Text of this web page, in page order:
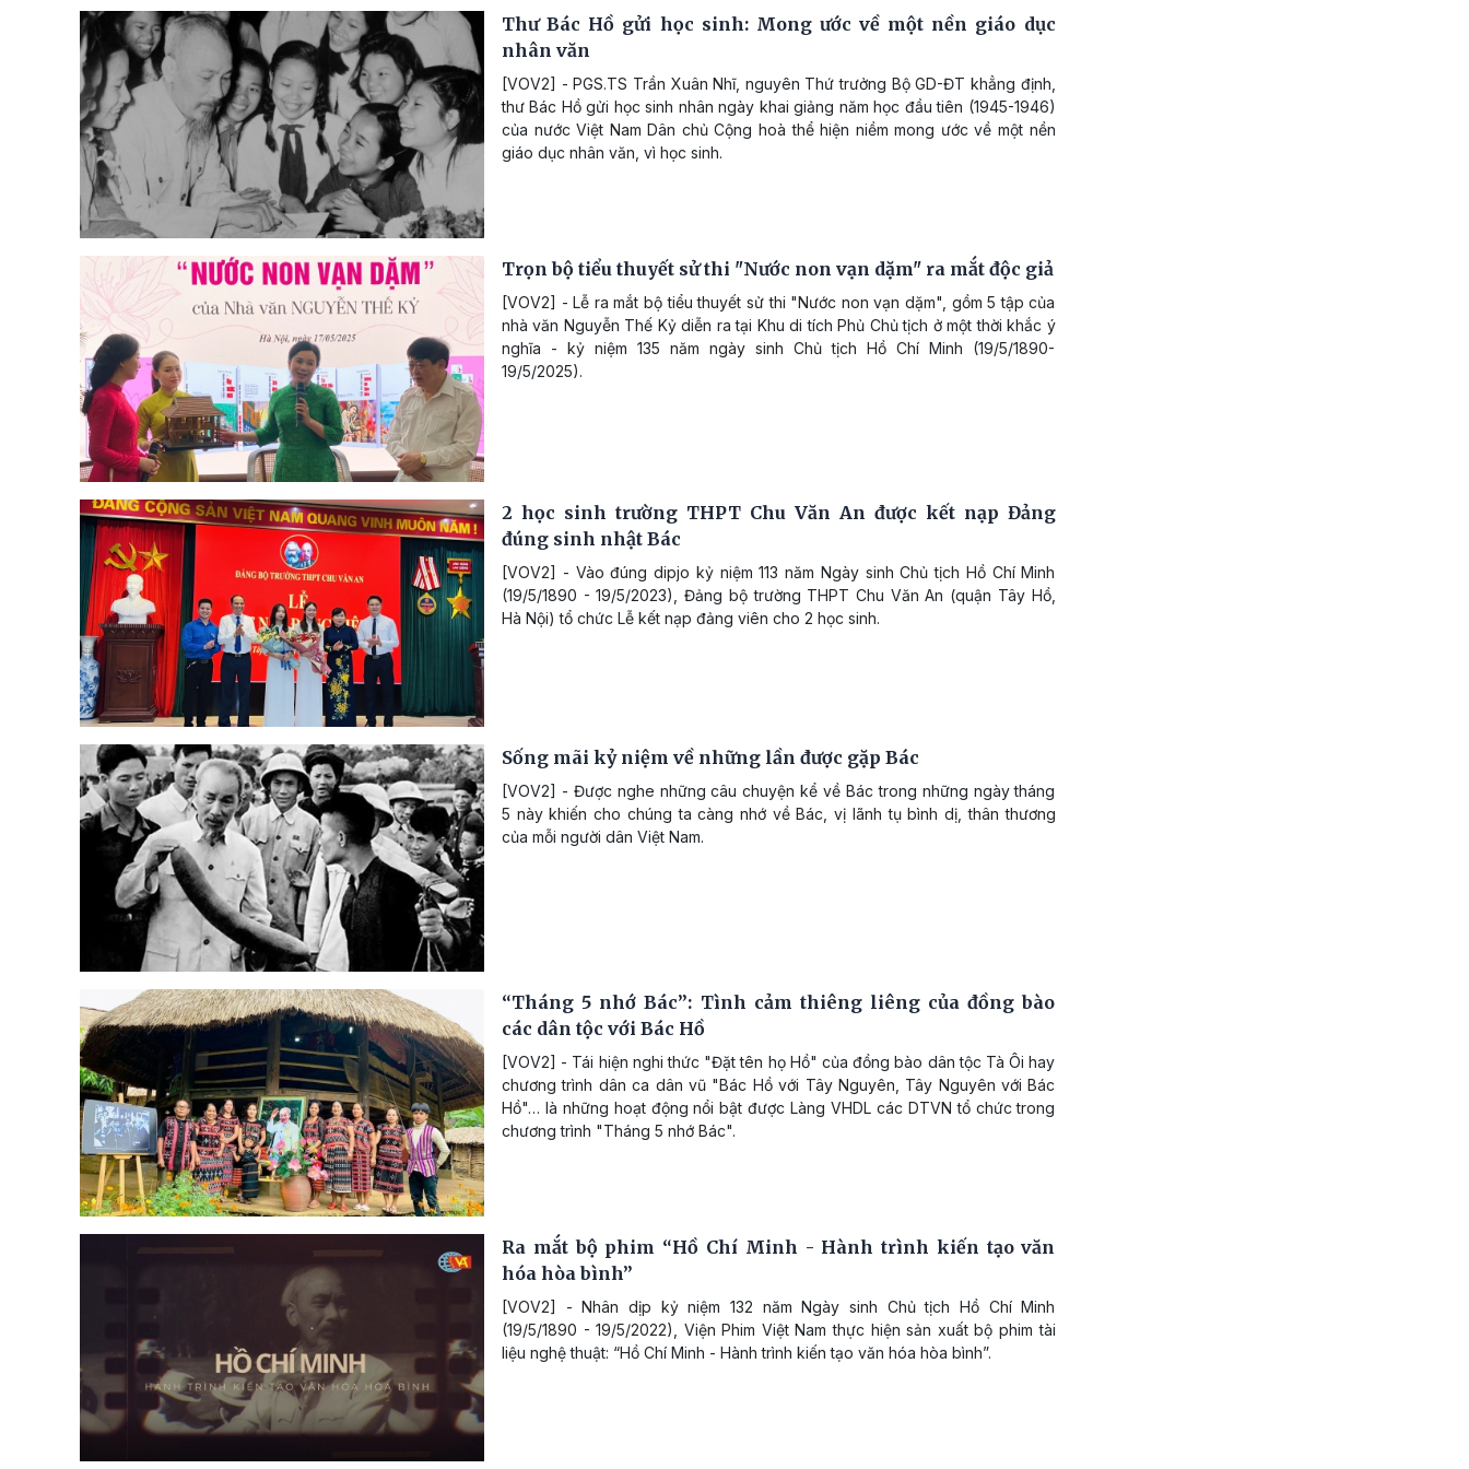
Thư Bác Hồ gửi học sinh: Mong ước về một nền giáo dục
nhân văn
[VOV2] - PGS.TS Trần Xuân Nhĩ, nguyên Thứ trưởng Bộ GD-ĐT khẳng định,
thư Bác Hồ gửi học sinh nhân ngày khai giảng năm học đầu tiên (1945-1946)
của nước Việt Nam Dân chủ Cộng hoà thể hiện niềm mong ước về một nền
giáo dục nhân văn, vì học sinh.
Trọn bộ tiểu thuyết sử thi "Nước non vạn dặm" ra mắt độc giả
[VOV2] - Lễ ra mắt bộ tiểu thuyết sử thi "Nước non vạn dặm", gồm 5 tập của
nhà văn Nguyễn Thế Kỷ diễn ra tại Khu di tích Phủ Chủ tịch ở một thời khắc ý
nghĩa - kỷ niệm 135 năm ngày sinh Chủ tịch Hồ Chí Minh (19/5/1890-
19/5/2025).
2 học sinh trường THPT Chu Văn An được kết nạp Đảng
đúng sinh nhật Bác
[VOV2] - Vào đúng dipjo kỷ niệm 113 năm Ngày sinh Chủ tịch Hồ Chí Minh
(19/5/1890 - 19/5/2023), Đảng bộ trường THPT Chu Văn An (quận Tây Hồ,
Hà Nội) tổ chức Lễ kết nạp đảng viên cho 2 học sinh.
Sống mãi kỷ niệm về những lần được gặp Bác
[VOV2] - Được nghe những câu chuyện kể về Bác trong những ngày tháng
5 này khiến cho chúng ta càng nhớ về Bác, vị lãnh tụ bình dị, thân thương
của mỗi người dân Việt Nam.
“Tháng 5 nhớ Bác”: Tình cảm thiêng liêng của đồng bào
các dân tộc với Bác Hồ
[VOV2] - Tái hiện nghi thức "Đặt tên họ Hồ" của đồng bào dân tộc Tà Ôi hay
chương trình dân ca dân vũ "Bác Hồ với Tây Nguyên, Tây Nguyên với Bác
Hồ"… là những hoạt động nổi bật được Làng VHDL các DTVN tổ chức trong
chương trình "Tháng 5 nhớ Bác".
Ra mắt bộ phim “Hồ Chí Minh - Hành trình kiến tạo văn
hóa hòa bình”
[VOV2] - Nhân dịp kỷ niệm 132 năm Ngày sinh Chủ tịch Hồ Chí Minh
(19/5/1890 - 19/5/2022), Viện Phim Việt Nam thực hiện sản xuất bộ phim tài
liệu nghệ thuật: “Hồ Chí Minh - Hành trình kiến tạo văn hóa hòa bình”.